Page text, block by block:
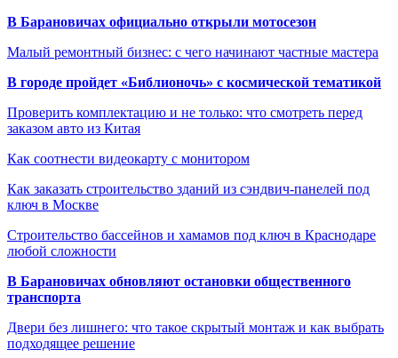
В Барановичах официально открыли мотосезон
Малый ремонтный бизнес: с чего начинают частные мастера
В городе пройдет «Библионочь» с космической тематикой
Проверить комплектацию и не только: что смотреть перед
заказом авто из Китая
Как соотнести видеокарту с монитором
Как заказать строительство зданий из сэндвич-панелей под
ключ в Москве
Строительство бассейнов и хамамов под ключ в Краснодаре
любой сложности
В Барановичах обновляют остановки общественного
транспорта
Двери без лишнего: что такое скрытый монтаж и как выбрать
подходящее решение